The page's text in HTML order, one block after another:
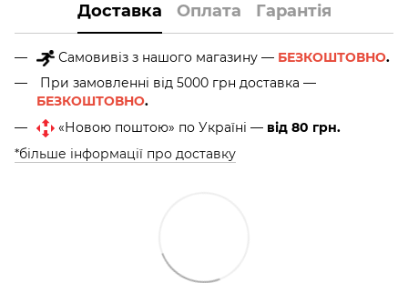
Доставка Оплата Гарантія
Самовивіз з нашого магазину — БЕЗКОШТОВНО.
При замовленні від 5000 грн доставка —
БЕЗКОШТОВНО.
«Новою поштою» по Україні — від 80 грн.
*більше інформації про доставку